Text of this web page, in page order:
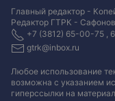
Главный редактор -
Редактор ГТРК -
+7 (3812) 65-00-75 ,
gtrk@inbox.ru
Любое использование
возможна с указанием
гиперссылки на материал